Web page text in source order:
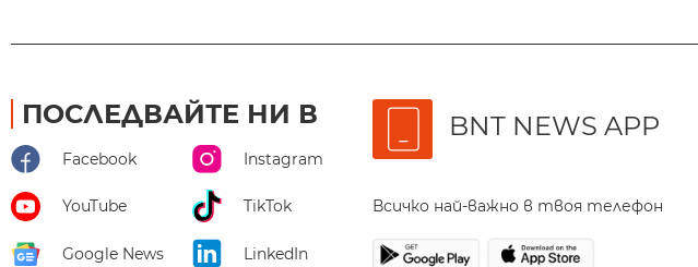
ПОСЛЕДВАЙТЕ НИ В
Facebook Instagram
YouTube TikTok
Google News LinkedIn
BNT NEWS APP
Всичко най-важно в твоя телефон